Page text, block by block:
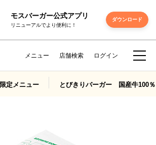
モスバーガー公式アプリ
リニューアルでより便利に！
ダウンロード
メニュー 店舗検索 ログイン
限定メニュー とびきりバーガー 国産牛100％